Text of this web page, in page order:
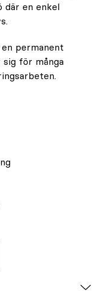
där en enkel
permanent
för många
är anpassad